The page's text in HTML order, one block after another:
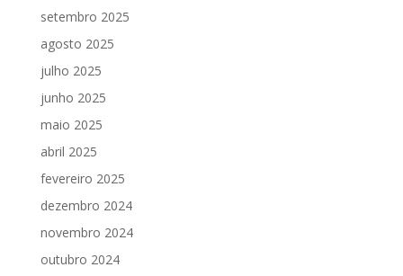
setembro 2025
agosto 2025
julho 2025
junho 2025
maio 2025
abril 2025
fevereiro 2025
dezembro 2024
novembro 2024
outubro 2024